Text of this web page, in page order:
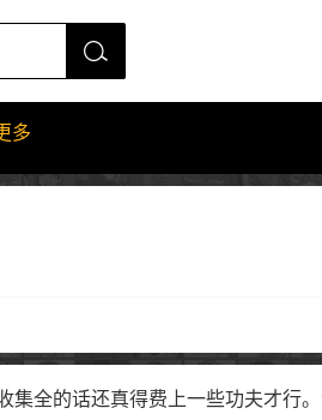
多
集全的话还真得费上一些功夫才行